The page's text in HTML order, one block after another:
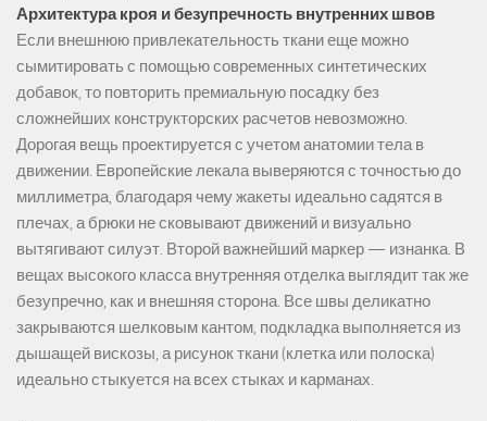
Архитектура кроя и безупречность внутренних швов
Если внешнюю привлекательность ткани еще можно
сымитировать с помощью современных синтетических
добавок, то повторить премиальную посадку без
сложнейших конструкторских расчетов невозможно.
Дорогая вещь проектируется с учетом анатомии тела в
движении. Европейские лекала выверяются с точностью до
миллиметра, благодаря чему жакеты идеально садятся в
плечах, а брюки не сковывают движений и визуально
вытягивают силуэт. Второй важнейший маркер — изнанка. В
вещах высокого класса внутренняя отделка выглядит так же
безупречно, как и внешняя сторона. Все швы деликатно
закрываются шелковым кантом, подкладка выполняется из
дышащей вискозы, а рисунок ткани (клетка или полоска)
идеально стыкуется на всех стыках и карманах.